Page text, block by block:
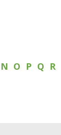
N O P Q R